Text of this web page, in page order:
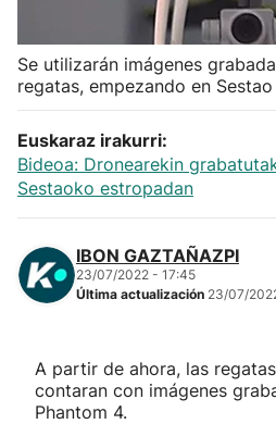
Kirolak 360
Atletismo
Carreras de montaña
"Helmuga"
Se utilizarán imágenes
regatas, empezando en Sestao
Euskaraz irakurri:
Bideoa: Dronearekin
Sestaoko estropadan
IBON GAZTAÑAZPI
23/07/2022 - 17:45
Última actualización 23/07/
A partir de ahora, las
contaran con imágenes
Phantom 4.